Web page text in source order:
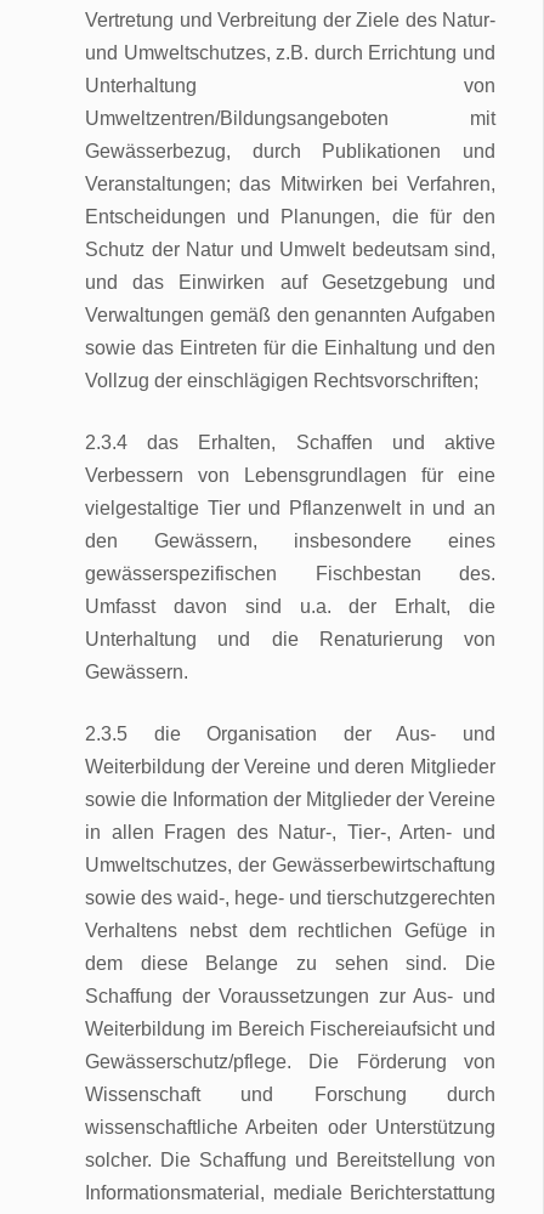
Vertretung und Verbreitung der Ziele des Natur-
und Umweltschutzes, z.B. durch Errichtung und
Unterhaltung von
Umweltzentren/Bildungsangeboten mit
Gewässerbezug, durch Publikationen und
Veranstaltungen; das Mitwirken bei Verfahren,
Entscheidungen und Planungen, die für den
Schutz der Natur und Umwelt bedeutsam sind,
und das Einwirken auf Gesetzgebung und
Verwaltungen gemäß den genannten Aufgaben
sowie das Eintreten für die Einhaltung und den
Vollzug der einschlägigen Rechtsvorschriften;
2.3.4 das Erhalten, Schaffen und aktive
Verbessern von Lebensgrundlagen für eine
vielgestaltige Tier und Pflanzenwelt in und an
den Gewässern, insbesondere eines
gewässerspezifischen Fischbestan des.
Umfasst davon sind u.a. der Erhalt, die
Unterhaltung und die Renaturierung von
Gewässern.
2.3.5 die Organisation der Aus- und
Weiterbildung der Vereine und deren Mitglieder
sowie die Information der Mitglieder der Vereine
in allen Fragen des Natur-, Tier-, Arten- und
Umweltschutzes, der Gewässerbewirtschaftung
sowie des waid-, hege- und tierschutzgerechten
Verhaltens nebst dem rechtlichen Gefüge in
dem diese Belange zu sehen sind. Die
Schaffung der Voraussetzungen zur Aus- und
Weiterbildung im Bereich Fischereiaufsicht und
Gewässerschutz/pflege. Die Förderung von
Wissenschaft und Forschung durch
wissenschaftliche Arbeiten oder Unterstützung
solcher. Die Schaffung und Bereitstellung von
Informationsmaterial, mediale Berichterstattung